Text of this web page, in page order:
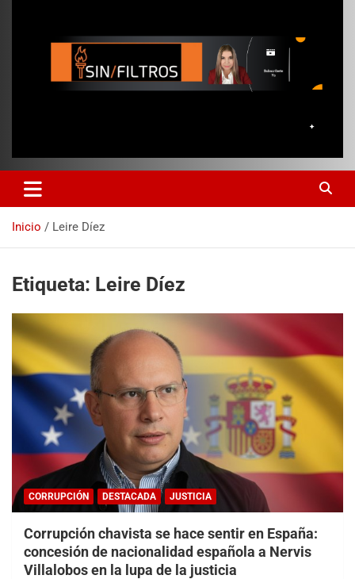
Inicio Leire Díez
Etiqueta: Leire Díez
CORRUPCIÓN DESTACADA JUSTICIA
Corrupción chavista se hace sentir en España:
concesión de nacionalidad española a Nervis
Villalobos en la lupa de la justicia